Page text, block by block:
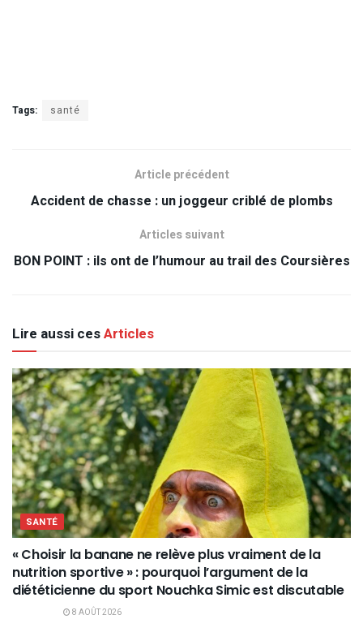
Tags: santé
Article précédent
Accident de chasse : un joggeur criblé de plombs
Articles suivant
BON POINT : ils ont de l’humour au trail des Coursières
Lire aussi cesArticles
SANTÉ
« Choisir la banane ne relève plus vraiment de la
nutrition sportive » : pourquoi l’argument de la
diététicienne du sport Nouchka Simic est discutable
8 AOÛT 2026